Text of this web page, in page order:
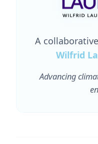
A
Wilfrid
Advancing